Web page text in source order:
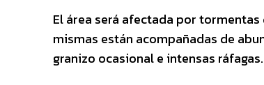
El área será afectada por
mismas están acompañadas de
granizo ocasional e intensas ráfagas.